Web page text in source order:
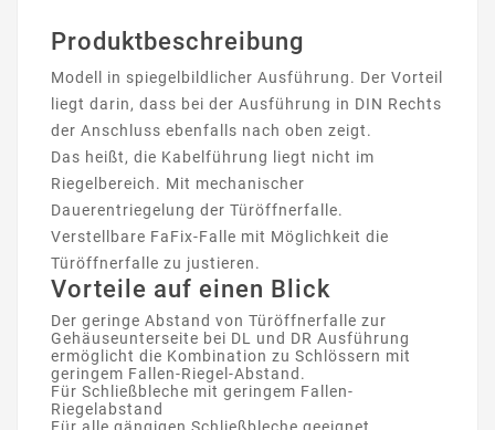
Produktbeschreibung
Modell in spiegelbildlicher Ausführung. Der Vorteil
liegt darin, dass bei der Ausführung in DIN Rechts
der Anschluss ebenfalls nach oben zeigt.
Das heißt, die Kabelführung liegt nicht im
Riegelbereich. Mit mechanischer
Dauerentriegelung der Türöffnerfalle.
Verstellbare FaFix-Falle mit Möglichkeit die
Türöffnerfalle zu justieren.
Vorteile auf einen Blick
Der geringe Abstand von Türöffnerfalle zur
Gehäuseunterseite bei DL und DR Ausführung
ermöglicht die Kombination zu Schlössern mit
geringem Fallen-Riegel-Abstand.
Für Schließbleche mit geringem Fallen-
Riegelabstand
Für alle gängigen Schließbleche geeignet